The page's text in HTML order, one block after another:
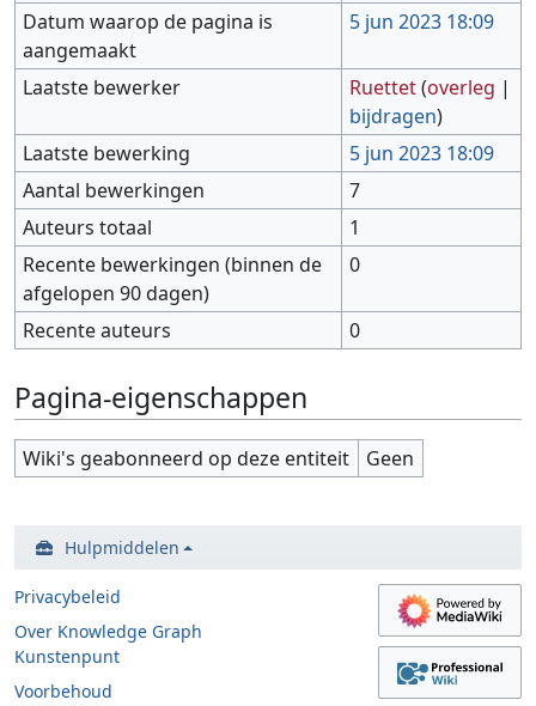
Datum waarop de pagina is
aangemaakt
5 jun 2023 18:09
Laatste bewerker Ruettet(overleg |
bijdragen)
Laatste bewerking
5 jun 2023 18:09
Aantal bewerkingen
7
Auteurs totaal
1
Recente bewerkingen (binnen de
afgelopen 90 dagen)
0
Recente auteurs 0
Pagina-eigenschappen
Wiki's geabonneerd op deze entiteit Geen
Hulpmiddelen
Privacybeleid
Over Knowledge Graph
Kunstenpunt
Voorbehoud